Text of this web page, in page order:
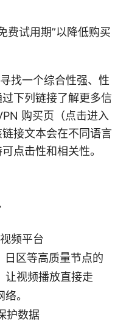
费试用期”以降低购买
找一个综合性强、性
下列链接了解更多信
购买页（点击进入
接文本会在不同语言
点击性和相关性。
频平台
日区等高质量节点的
让视频播放直接走
。
护数据